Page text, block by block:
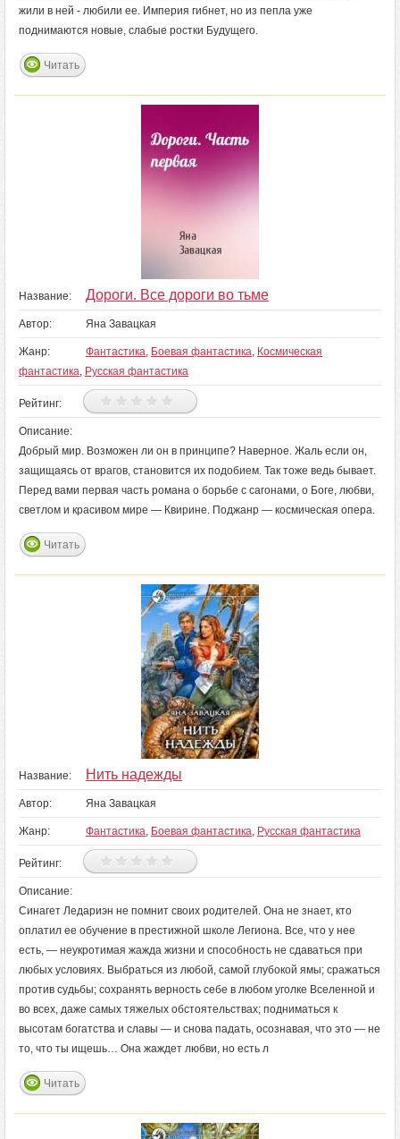
жили в ней - любили ее. Империя гибнет, но из пепла уже
поднимаются новые, слабые ростки Будущего.
Читать
Название: Дороги. Все дороги во тьме
Автор: Яна Завацкая
Жанр: Фантастика, Боевая фантастика, Космическая
фантастика, Русская фантастика
Рейтинг:
Описание:
Добрый мир. Возможен ли он в принципе? Наверное. Жаль если он,
защищаясь от врагов, становится их подобием. Так тоже ведь бывает.
Перед вами первая часть романа о борьбе с сагонами, о Боге, любви,
светлом и красивом мире — Квирине. Поджанр — космическая опера.
Читать
Название: Нить надежды
Автор: Яна Завацкая
Жанр: Фантастика, Боевая фантастика, Русская фантастика
Рейтинг:
Описание:
Синагет Ледариэн не помнит своих родителей. Она не знает, кто
оплатил ее обучение в престижной школе Легиона. Все, что у нее
есть, — неукротимая жажда жизни и способность не сдаваться при
любых условиях. Выбраться из любой, самой глубокой ямы; сражаться
против судьбы; сохранять верность себе в любом уголке Вселенной и
во всех, даже самых тяжелых обстоятельствах; подниматься к
высотам богатства и славы — и снова падать, осознавая, что это — не
то, что ты ищешь… Она жаждет любви, но есть л
Читать